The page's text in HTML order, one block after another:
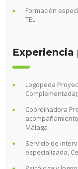
Formación
TEL.
Logopeda
Coordinadora
Málaga
Servicio de
especializada,